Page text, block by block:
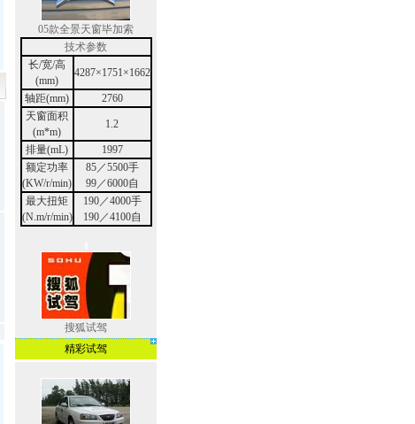
05款全景天窗毕加索
技术参数
长/宽/高
(mm)
4287×1751×1662
轴距(mm)
2760
天窗面积
(m*m)
1.2
排量(mL)
1997
额定功率
(KW/r/min)
85／5500手
99／6000自
最大扭矩
(N.m/r/min)
190／4000手
190／4100自
搜狐试驾
精彩试驾